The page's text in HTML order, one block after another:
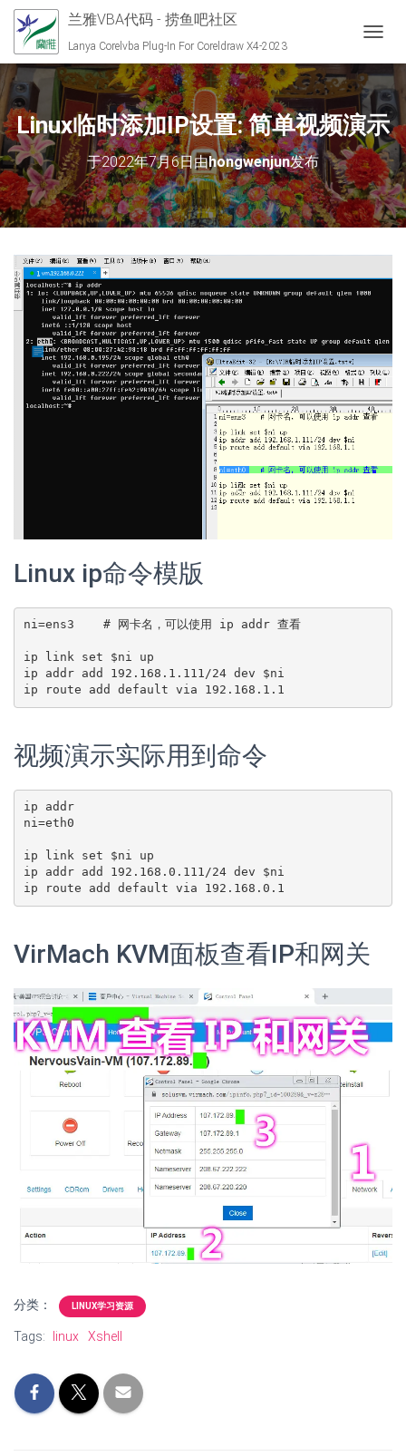
兰雅VBA代码 - 捞鱼吧社区
Lanya Corelvba Plug-In For Coreldraw X4-2023
Linux临时添加IP设置: 简单视频演示
于2022年7月6日由hongwenjun发布
Linux ip命令模版
ni=ens3    # 网卡名，可以使用 ip addr 查看
ip link set $ni up
ip addr add 192.168.1.111/24 dev $ni
视频演示实际用到命令
ip addr
ni=eth0
ip link set $ni up
ip addr add 192.168.0.111/24 dev $ni
VirMach KVM面板查看IP和网关
分类： LINUX学习资源
Tags: linux Xshell